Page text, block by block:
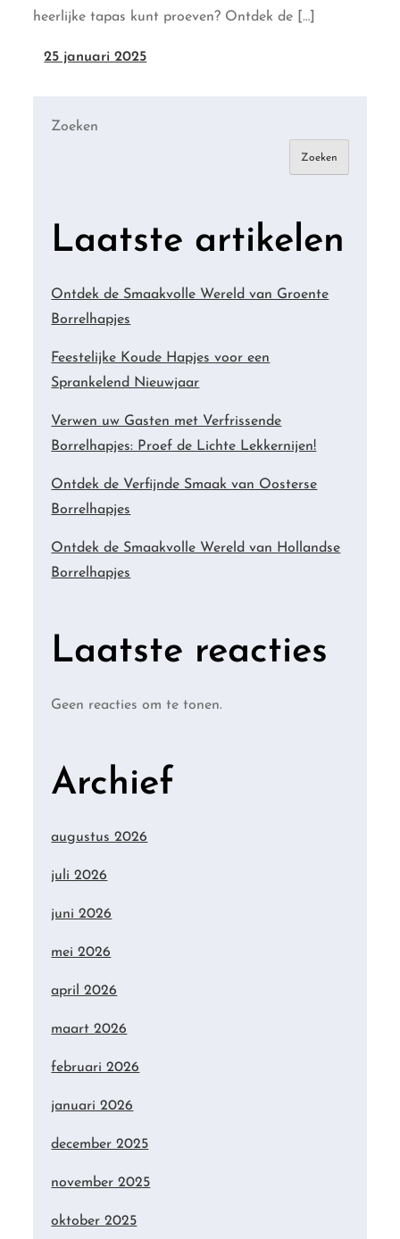
heerlijke tapas kunt proeven? Ontdek de […]
25 januari 2025
Zoeken
Zoeken
Laatste artikelen
Ontdek de Smaakvolle Wereld van Groente
Borrelhapjes
Feestelijke Koude Hapjes voor een
Sprankelend Nieuwjaar
Verwen uw Gasten met Verfrissende
Borrelhapjes: Proef de Lichte Lekkernijen!
Ontdek de Verfijnde Smaak van Oosterse
Borrelhapjes
Ontdek de Smaakvolle Wereld van Hollandse
Borrelhapjes
Laatste reacties
Geen reacties om te tonen.
Archief
augustus 2026
juli 2026
juni 2026
mei 2026
april 2026
maart 2026
februari 2026
januari 2026
december 2025
november 2025
oktober 2025